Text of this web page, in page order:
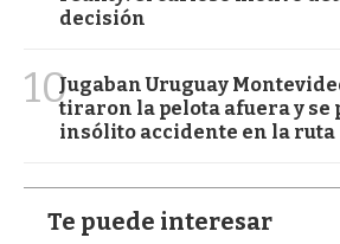
decisión
10Jugaban Uruguay
tiraron la pelota afuera y se
insólito accidente en la ruta
Te puede interesar